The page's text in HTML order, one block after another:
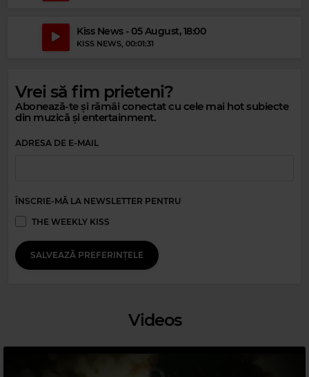
Magic Relax
Kiss News - 05 August, 18:00
KISS NEWS, 00:01:31
Vrei să fim prieteni?
Abonează-te și rămâi conectat cu cele mai hot subiecte
din muzică și entertainment.
ADRESA DE E-MAIL
ÎNSCRIE-MĂ LA NEWSLETTER PENTRU
THE WEEKLY KISS
SALVEAZĂ PREFERINȚELE
Videos